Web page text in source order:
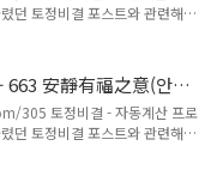
– 치마화구 의기양양 幸逢貴人
運數亨通 必是成功 – 운수형통
細流漫漫 必達干海 – 세류만만
던 토정비결 포스트와 관련해서
을까 생각하다가 파이썬으로 자
711 猶如草木開花之意(유
상수 원본해설 [ 한해 운수 ] 尋芳
견화개 一身安逸 此外何望 – 일
順成 – 순풍가범 사다순성 有
하무우 乘馬出門 日行千里 –
663 安靜有福之意(안정
305 토정비결 - 자동계산 프로
던 토정비결 포스트와 관련해서
을까 생각하다가 파이썬으로 자